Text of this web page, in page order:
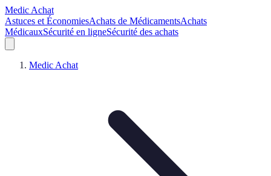
Medic Achat
Astuces et ÉconomiesAchats de MédicamentsAchats
MédicauxSécurité en ligneSécurité des achats
Medic Achat